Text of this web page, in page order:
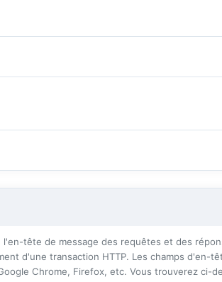
tête de message des requêtes et des
d'une transaction HTTP. Les champs d'en-
Chrome, Firefox, etc. Vous trouverez ci-